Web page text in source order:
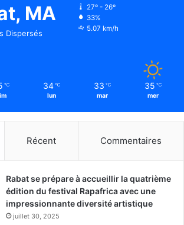
MA
Dispersés
27º - 26º
33%
5.07 km/h
℃ 34 ℃
lun
33 ℃
mar
35 ℃
mer
Récent Commentaires
Rabat se prépare à accueillir la quatrième
édition du festival Rapafrica avec une
impressionnante diversité artistique
juillet 30, 2025